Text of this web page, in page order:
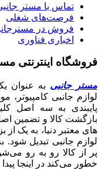
تماس با مستر
فرصت‌های شغلی
فروش در
اخباری فناوری
فروشگاه اینترنتی
مستر جانبی به عنوان
لوازم جانبی کامپیوتر،
بازگشت کالا و تضمین
های معتبر دنیا، به یک از
لوازم جانبی تبدیل
پر از کالا رو به رو
خطور می‌کند در اینجا